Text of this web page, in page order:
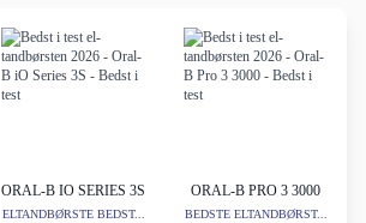
ORAL-B IO SERIES 3S
ELTANDBØRSTE BEDST...
ORAL-B PRO 3 3000
BEDSTE ELTANDBØRST...